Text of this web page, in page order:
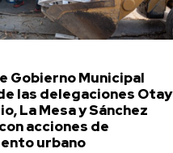
Gobierno Municipal
las delegaciones Otay
La Mesa y Sánchez
acciones de
urbano